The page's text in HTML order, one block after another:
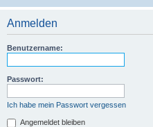
Anmelden
Benutzername:
Passwort:
Ich habe mein Passwort vergessen
Angemeldet bleiben